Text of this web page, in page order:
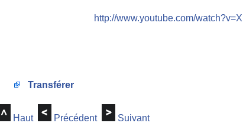
http://www.youtube.com/
Transférer
Haut Précédent Suivant